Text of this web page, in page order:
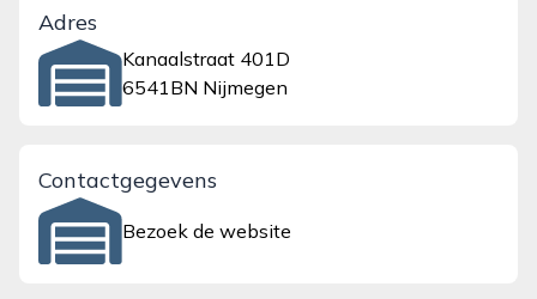
Adres
Kanaalstraat 401D
6541BN Nijmegen
Contactgegevens
Bezoek de website